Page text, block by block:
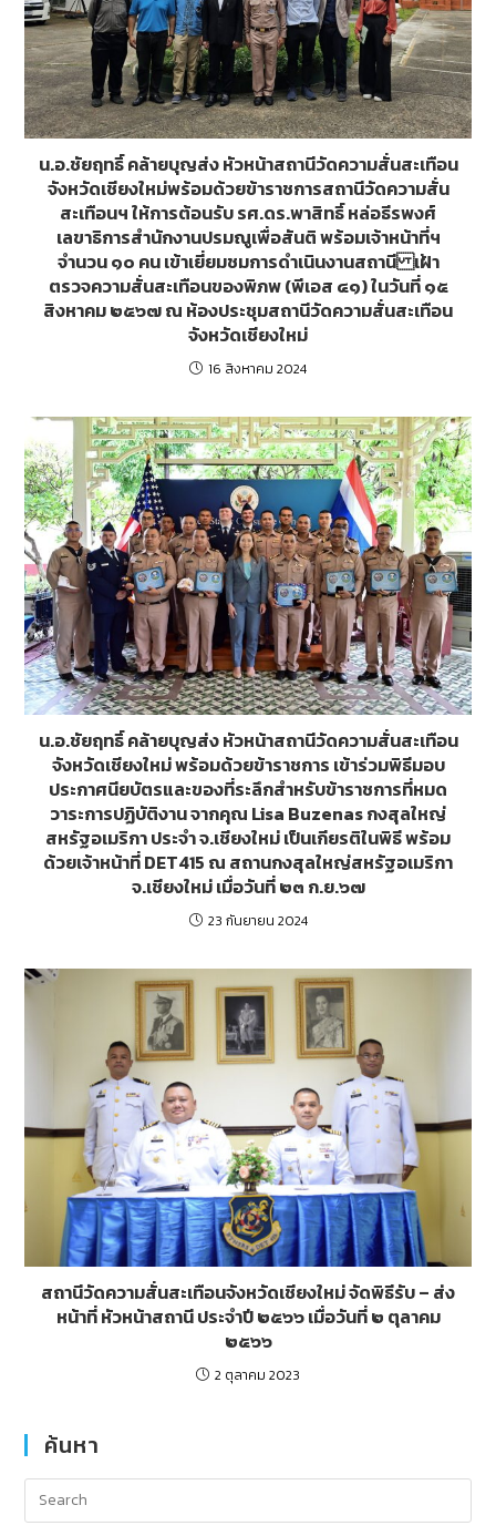
น.อ.ชัยฤทธิ์ คล้ายบุญส่ง หัวหน้าสถานีวัดความสั่นสะเทือน
จังหวัดเชียงใหม่พร้อมด้วยข้าราชการสถานีวัดความสั่น
สะเทือนฯ ให้การต้อนรับ รศ.ดร.พาสิทธิ์ หล่อธีรพงศ์
เลขาธิการสำนักงานปรมณูเพื่อสันติ พร้อมเจ้าหน้าที่ฯ
จำนวน ๑๐ คน เข้าเยี่ยมชมการดำเนินงานสถานี เฝ้า
ตรวจความสั่นสะเทือนของพิภพ (พีเอส ๔๑) ในวันที่ ๑๕
สิงหาคม ๒๕๖๗ ณ ห้องประชุมสถานีวัดความสั่นสะเทือน
จังหวัดเชียงใหม่
16 สิงหาคม 2024
น.อ.ชัยฤทธิ์ คล้ายบุญส่ง หัวหน้าสถานีวัดความสั่นสะเทือน
จังหวัดเชียงใหม่ พร้อมด้วยข้าราชการ เข้าร่วมพิธีมอบ
ประกาศนียบัตรและของที่ระลึกสำหรับข้าราชการที่หมด
วาระการปฏิบัติงาน จากคุณ Lisa Buzenas กงสุลใหญ่
สหรัฐอเมริกา ประจำ จ.เชียงใหม่ เป็นเกียรติในพิธี พร้อม
ด้วยเจ้าหน้าที่ DET415 ณ สถานกงสุลใหญ่สหรัฐอเมริกา
จ.เชียงใหม่ เมื่อวันที่ ๒๓ ก.ย.๖๗
23 กันยายน 2024
สถานีวัดความสั่นสะเทือนจังหวัดเชียงใหม่ จัดพิธีรับ – ส่ง
หน้าที่ หัวหน้าสถานี ประจำปี ๒๕๖๖ เมื่อวันที่ ๒ ตุลาคม
๒๕๖๖
2 ตุลาคม 2023
ค้นหา